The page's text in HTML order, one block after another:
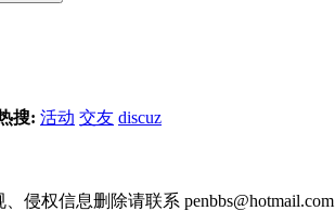
搜: 活动 交友 discuz
、侵权信息删除请联系 penbbs@hotmail.com